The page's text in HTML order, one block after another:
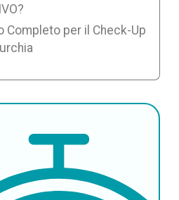
Completo per il Check-Up